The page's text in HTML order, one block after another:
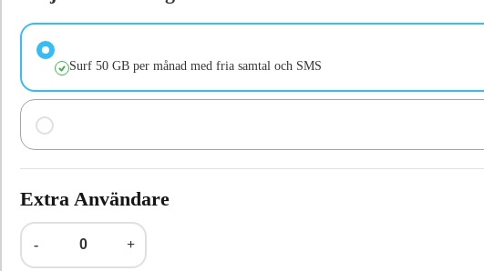
Surf 50 GB per månad med fria samtal och SMS
Extra Användare
- +